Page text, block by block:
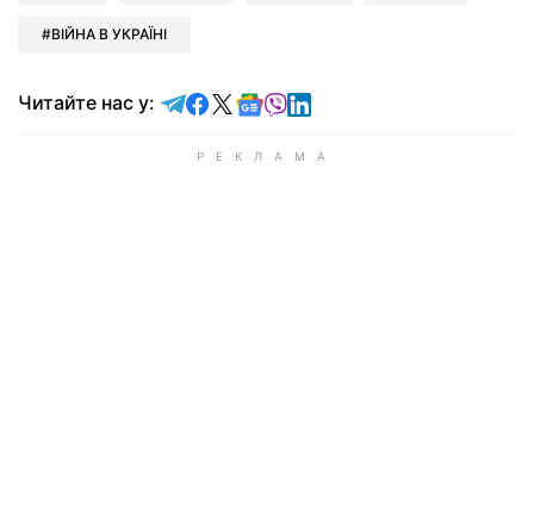
ВІЙНА В УКРАЇНІ
Читайте нас у: Читайте у Telegram
Читайте у Facebook
Читайте у X
Читайте у Google news
Читайте у Viber
Читайте у LinkedIn